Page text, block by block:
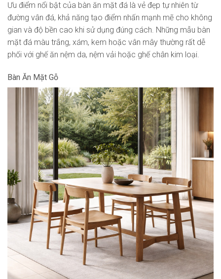
Ưu điểm nổi bật của bàn ăn mặt đá là vẻ đẹp tự nhiên từ
đường vân đá, khả năng tạo điểm nhấn mạnh mẽ cho không
gian và độ bền cao khi sử dụng đúng cách. Những mẫu bàn
mặt đá màu trắng, xám, kem hoặc vân mây thường rất dễ
phối với ghế ăn nệm da, nệm vải hoặc ghế chân kim loại.
Bàn Ăn Mặt Gỗ